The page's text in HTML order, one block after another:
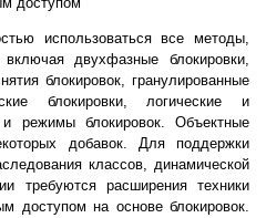
использоваться все методы,
двухфазные блокировки,
блокировок, гранулированные
блокировки, логические и
и режимы блокировок. Объектные
добавок. Для поддержки
классов, динамической
требуются расширения техники
доступом на основе блокировок.